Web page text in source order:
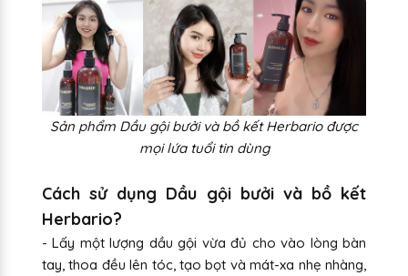
Sản phẩm Dầu gội bưởi và bồ kết Herbario được
mọi lứa tuổi tin dùng
Cách sử dụng Dầu gội bưởi và bồ kết
Herbario?
- Lấy một lượng dầu gội vừa đủ cho vào lòng bàn
tay, thoa đều lên tóc, tạo bọt và mát-xa nhẹ nhàng,